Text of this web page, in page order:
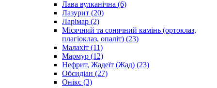
Лава вулканічна (6)
Лазурит (20)
Ларімар (2)
Місячний та сонячний камінь (ортоклаз,
плагіоклаз, опаліт) (23)
Малахіт (11)
Мармур (12)
Нефрит, Жадеїт (Жад) (23)
Обсидіан (27)
Онікс (3)